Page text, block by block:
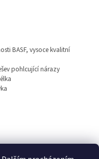
BASF, vysoce kvalitní
pohlcující nárazy